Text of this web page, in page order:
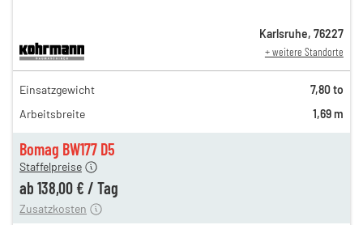
Bomag BW177 D5
237,00 €
197,00 €
164,00 €
Staffelpreise
ab 138,00 € / Tag
12,00 €
Zusatzkosten
Karlsruhe, 76227
+ weitere Standorte
Einsatzgewicht
7,80 to
Arbeitsbreite
1,69 m